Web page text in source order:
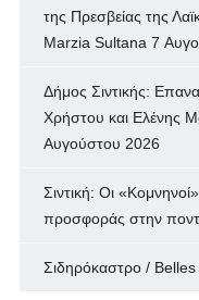
της Πρεσβείας της
Marzia Sultana 7
Δήμος Σιντικής:
Χρήστου και Ελένης
Αυγούστου 2026
Σιντική: Οι
προσφοράς στην
Σιδηρόκαστρο /